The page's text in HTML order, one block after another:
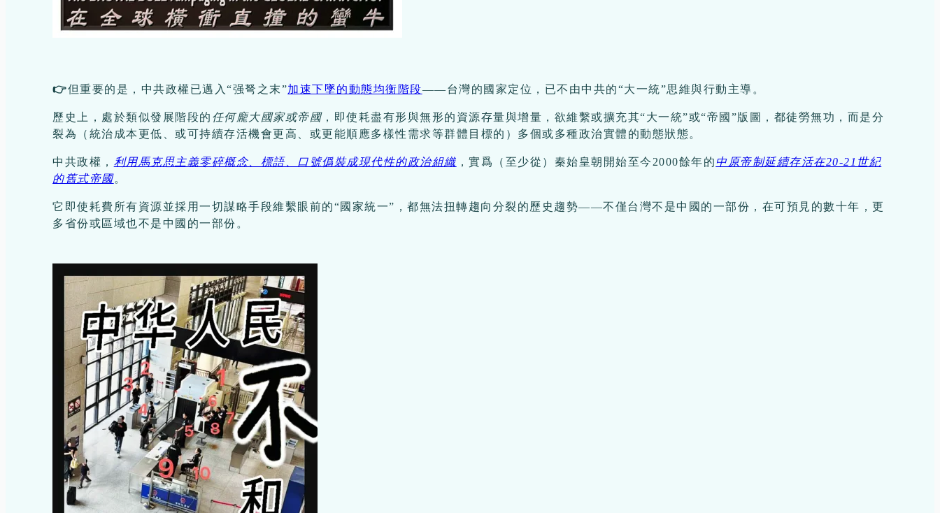
👉但重要的是，中共政權已邁入“强弩之末”加速下墜的動態均衡階段——台灣的國家定位，已不由中共的“大一統”思維與行動主導。
歷史上，處於類似發展階段的 任何龐大國家或帝國，即使耗盡有形與無形的資源存量與增量，欲維繫或擴充其“大一統”或“帝國”版圖，都徒勞無功，而是分
裂為（統治成本更低、或可持續存活機會更高、或更能順應多樣性需求等群體目標的）多個或多種政治實體的動態狀態。
中共政權， 利用馬克思主義零碎概念、標語、口號僞裝成現代性的政治組織 ，實爲（至少從）秦始皇朝開始至今2000餘年的中原帝制延續存活在20-21世紀
的舊式帝國。
它即使耗費所有資源並採用一切謀略手段維繫眼前的“國家統一”，都無法扭轉趨向分裂的歷史趨勢——不僅台灣不是中國的一部份，在可預見的數十年，更
多省份或區域也不是中國的一部份。